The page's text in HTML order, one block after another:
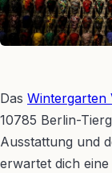
Das Wintergarten
10785 Berlin-
Ausstattung und
erwartet dich